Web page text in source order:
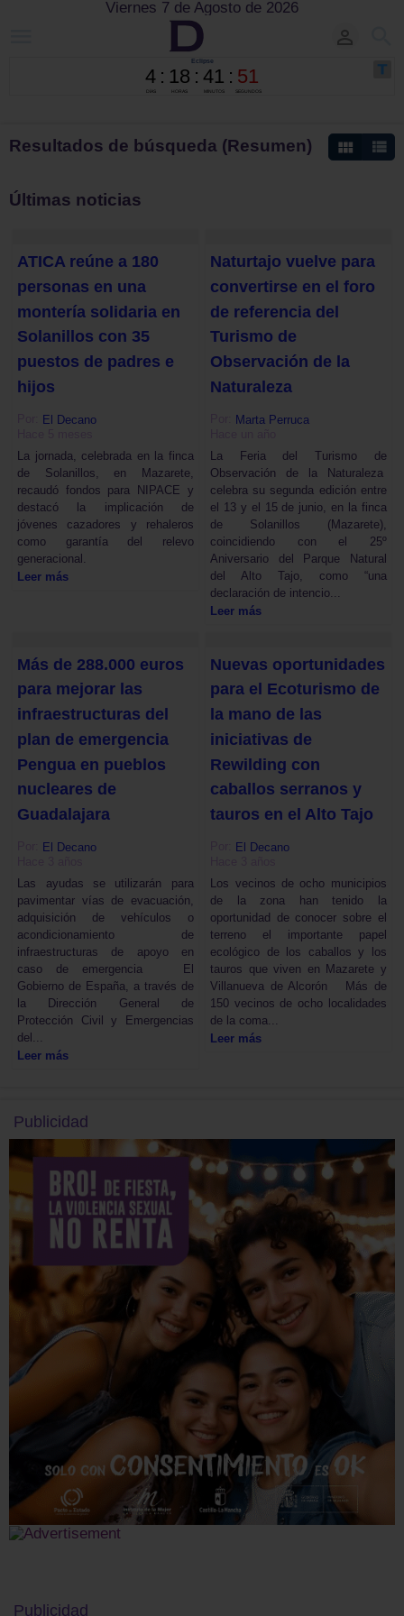
Viernes 7 de Agosto de 2026
Resultados de búsqueda (Resumen)
Últimas noticias
ATICA reúne a 180
personas en una
montería solidaria en
Solanillos con 35
puestos de padres e
hijos
El Decano
La jornada, celebrada en la finca
de Solanillos, en Mazarete,
recaudó fondos para NIPACE y
destacó la implicación de
jóvenes cazadores y rehaleros
como garantía del relevo
generacional.
Leer más
Naturtajo vuelve para
convertirse en el foro
de referencia del
Turismo de
Observación de la
Naturaleza
Marta Perruca
La Feria del Turismo de
Observación de la Naturaleza
celebra su segunda edición entre
el 13 y el 15 de junio, en la finca
de Solanillos (Mazarete),
coincidiendo con el 25º
Aniversario del Parque Natural
del Alto Tajo, como “una
declaración de intencio...
Leer más
Más de 288.000 euros
para mejorar las
infraestructuras del
plan de emergencia
Pengua en pueblos
nucleares de
Guadalajara
El Decano
Las ayudas se utilizarán para
pavimentar vías de evacuación,
adquisición de vehículos o
acondicionamiento de
infraestructuras de apoyo en
caso de emergencia El
Gobierno de España, a través de
la Dirección General de
Protección Civil y Emergencias
del...
Leer más
Nuevas oportunidades
para el Ecoturismo de
la mano de las
iniciativas de
Rewilding con
caballos serranos y
tauros en el Alto Tajo
El Decano
Los vecinos de ocho municipios
de la zona han tenido la
oportunidad de conocer sobre el
terreno el importante papel
ecológico de los caballos y los
tauros que viven en Mazarete y
Villanueva de Alcorón Más de
150 vecinos de ocho localidades
de la coma...
Leer más
Publicidad
Publicidad